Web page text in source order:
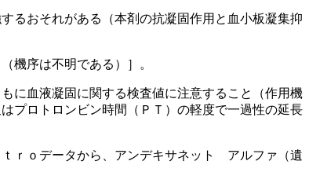
るおそれがある（本剤の抗凝固作用と血小板凝集抑
機序は不明である）］。
に血液凝固に関する検査値に注意すること（作用機
プロトロンビン時間（ＰＴ）の軽度で一過性の延長
ｒｏデータから、アンデキサネット アルファ（遺